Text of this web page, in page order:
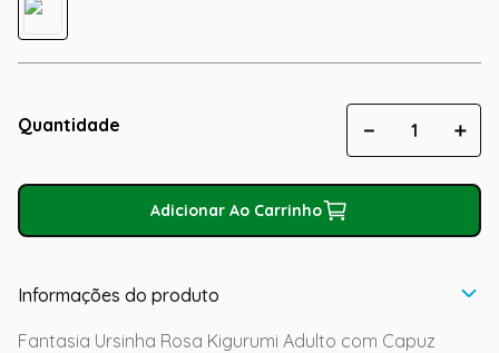
Quantidade ＋
－
Adicionar Ao Carrinho
Informações do produto
Fantasia Ursinha Rosa Kigurumi Adulto com Capuz